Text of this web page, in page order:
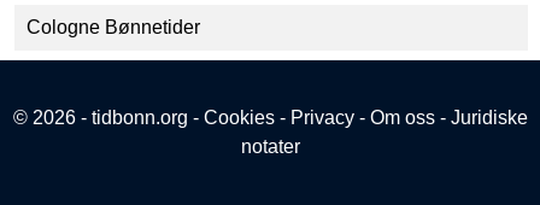
Cologne Bønnetider
© 2026 - tidbonn.org - Cookies- Privacy- Om oss- Juridiske
notater